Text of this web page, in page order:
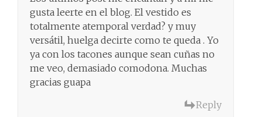
gusta leerte en el blog. El vestido es
totalmente atemporal verdad? y muy
versátil, huelga decirte como te queda . Yo
ya con los tacones aunque sean cuñas no
me veo, demasiado comodona. Muchas
gracias guapa
Reply